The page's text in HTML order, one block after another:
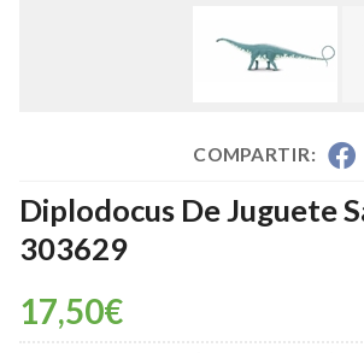
COMPARTIR:
Diplodocus De Juguete
303629
17,50€